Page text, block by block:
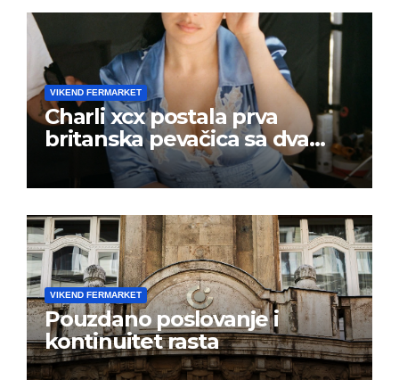
VIKEND FERMARKET
Charli xcx postala prva
britanska pevačica sa dva
albuma na prvom mestu u
istoj kalendarskoj godini
VIKEND FERMARKET
Pouzdano poslovanje i
kontinuitet rasta